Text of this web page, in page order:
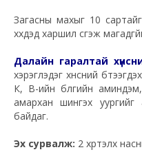
Загасны махыг 10
хүүхдэд харшил үүсгэж
Далайн гаралтай хүнсний
хэрэглэдэг хүнсний
К, В-ийн бүлгийн
амархан шингэх уургийг
байдаг.
Эх сурвалж: 2 хүртэлх